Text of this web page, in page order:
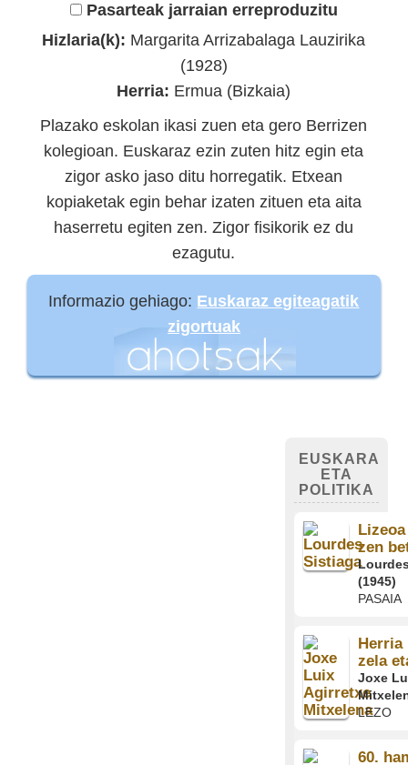
Pasarteak jarraian erreproduzitu
Hizlaria(k): Margarita Arrizabalaga Lauzirika
(1928)
Herria: Ermua (Bizkaia)
Plazako eskolan ikasi zuen eta gero Berrizen
kolegioan. Euskaraz ezin zuten hitz egin eta
zigor asko jaso ditu horregatik. Etxean
kopiaketak egin behar izaten zituen eta aita
haserretu egiten zen. Zigor fisikorik ez du
ezagutu.
Informazio gehiago: Euskaraz egiteagatik
zigortuak
EUSKARA
ETA
POLITIKA
zen
(1945)
PASAIA
Herria
zela
Joxe
LEZO
60.